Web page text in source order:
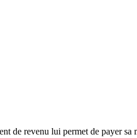
de revenu lui permet de payer